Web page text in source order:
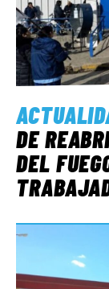
DE
DEL